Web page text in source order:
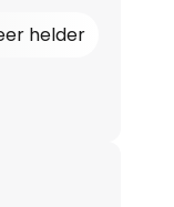
helder